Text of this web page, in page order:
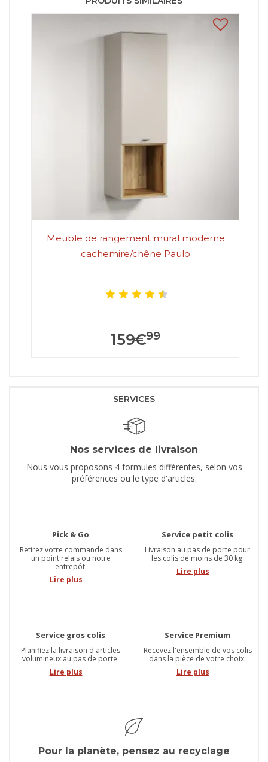
Meuble de rangement mural moderne
cachemire/chêne Paulo
159€99
SERVICES
Nos services de livraison
Nous vous proposons 4 formules différentes, selon vos
préférences ou le type d'articles.
Pick & Go
Retirez votre commande dans
un point relais ou notre
entrepôt.
Lire plus
Service petit colis
Livraison au pas de porte pour
les colis de moins de 30 kg.
Lire plus
Service gros colis
Planifiez la livraison d'articles
volumineux au pas de porte.
Lire plus
Service Premium
Recevez l'ensemble de vos colis
dans la pièce de votre choix.
Lire plus
Pour la planète, pensez au recyclage